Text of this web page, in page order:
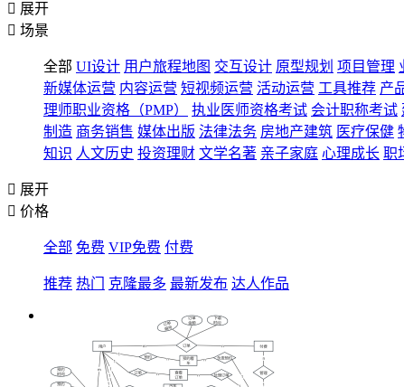
 展开
 场景
全部 UI设计 用户旅程地图 交互设计 原型规划 项目管理
新媒体运营 内容运营 短视频运营 活动运营 工具推荐 产
理师职业资格（PMP）
执业医师资格考试 会计职称考试
制造 商务销售 媒体出版 法律法务 房地产建筑 医疗保健
知识 人文历史 投资理财 文学名著 亲子家庭 心理成长 职
 展开
 价格
全部 免费 VIP免费 付费
推荐 热门 克隆最多 最新发布 达人作品